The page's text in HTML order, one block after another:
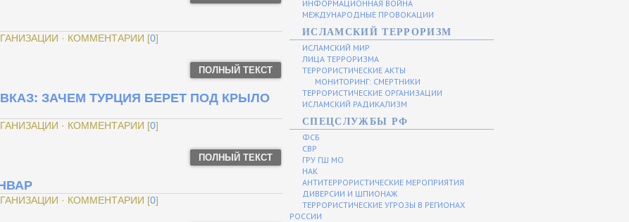
· КОММЕНТАРИИ [0]
ПОЛНЫЙ ТЕКСТ
ЗАЧЕМ ТУРЦИЯ БЕРЕТ ПОД КРЫЛО
· КОММЕНТАРИИ [0]
ПОЛНЫЙ ТЕКСТ
· КОММЕНТАРИИ [0]
ИНФОРМАЦИОННАЯ ВОЙНА
МЕЖДУНАРОДНЫЕ ПРОВОКАЦИИ
ИСЛАМСКИЙ ТЕРРОРИЗМ
ИСЛАМСКИЙ МИР
ЛИЦА ТЕРРОРИЗМА
ТЕРРОРИСТИЧЕСКИЕ АКТЫ
МОНИТОРИНГ: СМЕРТНИКИ
ТЕРРОРИСТИЧЕСКИЕ ОРГАНИЗАЦИИ
ИСЛАМСКИЙ РАДИКАЛИЗМ
СПЕЦСЛУЖБЫ РФ
ФСБ
СВР
ГРУ ГШ МО
НАК
АНТИТЕРРОРИСТИЧЕСКИЕ МЕРОПРИЯТИЯ
ДИВЕРСИИ И ШПИОНАЖ
ТЕРРОРИСТИЧЕСКИЕ УГРОЗЫ В РЕГИОНАХ
РОССИИ